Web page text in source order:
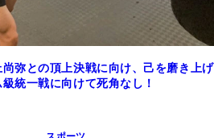
尚弥との頂上決戦に向け、己を磨き上げ
統一戦に向けて死角なし！